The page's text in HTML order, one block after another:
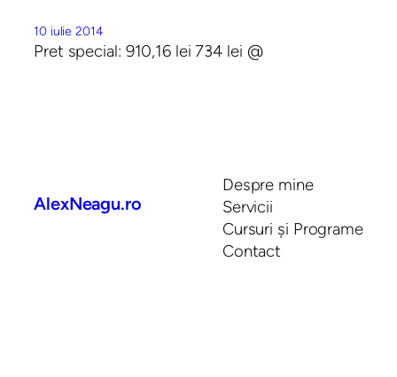
10 iulie 2014
Pret special: 910,16 lei 734 lei @
AlexNeagu.ro
Despre mine
Servicii
Cursuri și Programe
Contact